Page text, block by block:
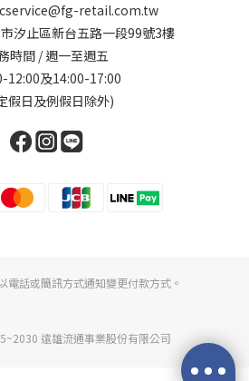
retail.com.tw
汐止區新台五路一段99號3樓
時間 / 週一至週五
12:00及14:00-17:00
假日及例假日除外)
電話或簡訊方式通知變更付款方式。
遠雄流通事業股份有限公司